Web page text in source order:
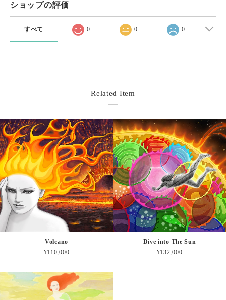
ショップの評価
すべて 0 0 0
Related Item
Volcano
¥110,000
Dive into The Sun
¥132,000